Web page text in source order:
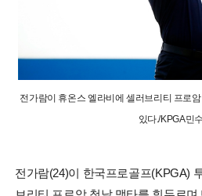
전가람이 휴온스 엘라비에 셀러브리티 프로
있다./KPGA민
전가람(24)이 한국프로골프(KPGA)